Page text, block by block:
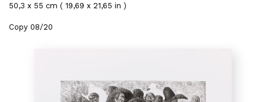
50,3 x 55 cm ( 19,69 x 21,65 in )
Copy 08/20